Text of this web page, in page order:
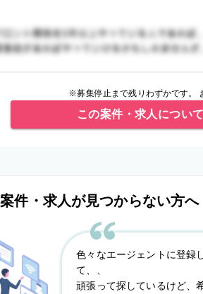
※募集停止まで残りわずかです。
この案件・求人につい
件・求人が見つからない方へ
色々なエージェントに登録
て、、
頑張って探しているけど、